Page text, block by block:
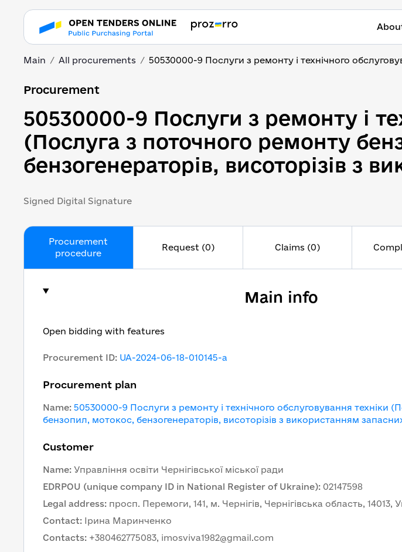
Main All procurements 50530000-9 Послуги з ремонту і технічного
50530000-9 Послуги з ремонту і
Procurement
50530000-9 Послуги з ремонту і
(Послуга з поточного ремонту
бензогенераторів, висоторізів з
Signed Digital Signature
Procurement
procedure
Request (0) Claims (0)
Main info
Open bidding with features
Procurement ID: UA-2024-06-18-010145-a
Procurement plan
Name: 50530000-9 Послуги з ремонту і технічного обслуговування техніки
бензопил, мотокос, бензогенераторів, висоторізів з використанням
Customer
Name: Управління освіти Чернігівської міської ради
EDRPOU (unique company ID in National Register of Ukraine): 02147598
Legal address: просп. Перемоги, 141, м. Чернігів, Чернігівська область, 14013,
Contact: Ірина Маринченко
Contacts: +380462775083, imosviva1982@gmail.com